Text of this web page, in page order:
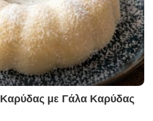
με Γάλα Καρύδας